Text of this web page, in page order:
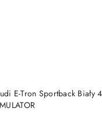
E-Tron Sportback Biały